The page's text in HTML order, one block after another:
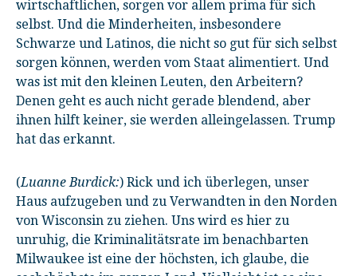
wirtschaftlichen, sorgen vor allem prima für sich
selbst. Und die Minderheiten, insbesondere
Schwarze und Latinos, die nicht so gut für sich selbst
sorgen können, werden vom Staat alimentiert. Und
was ist mit den kleinen Leuten, den Arbeitern?
Denen geht es auch nicht gerade blendend, aber
ihnen hilft keiner, sie werden alleingelassen. Trump
hat das erkannt.
(Luanne Burdick:) Rick und ich überlegen, unser
Haus aufzugeben und zu Verwandten in den Norden
von Wisconsin zu ziehen. Uns wird es hier zu
unruhig, die Kriminalitätsrate im benachbarten
Milwaukee ist eine der höchsten, ich glaube, die